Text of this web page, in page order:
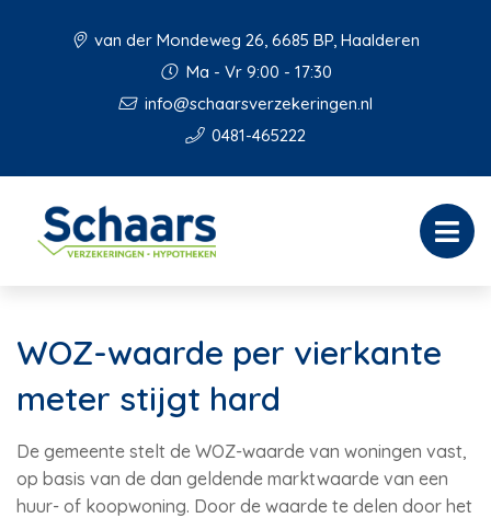
van der Mondeweg 26, 6685 BP, Haalderen
Ma - Vr 9:00 - 17:30
info@schaarsverzekeringen.nl
0481-465222
WOZ-waarde per vierkante
meter stijgt hard
De gemeente stelt de WOZ-waarde van woningen vast,
op basis van de dan geldende marktwaarde van een
huur- of koopwoning. Door de waarde te delen door het